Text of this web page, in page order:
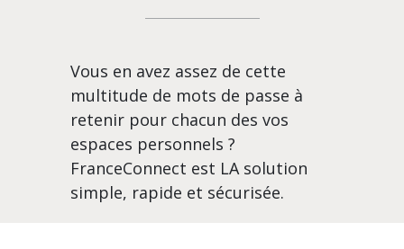
Vous en avez assez de cette
multitude de mots de passe à
retenir pour chacun des vos
espaces personnels ?
FranceConnect est LA solution
simple, rapide et sécurisée.